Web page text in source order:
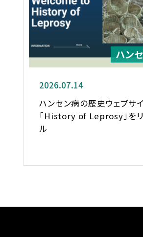
ハン
2026.07.14
ハンセン病の歴史ウェブサ
「History of Leprosy」を
ル